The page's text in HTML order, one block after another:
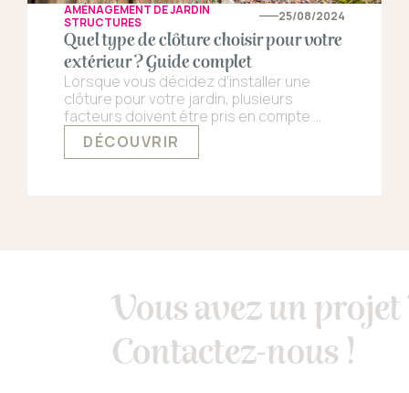
AMÉNAGEMENT DE JARDIN
STRUCTURES
25/08/2024
Quel type de clôture choisir pour votre
extérieur ? Guide complet
Lorsque vous décidez d’installer une
clôture pour votre jardin, plusieurs
facteurs doivent être pris en compte.
Esthétique, sécurité, budget et entretien
sont autant de critères à considérer.
DÉCOUVRIR
Vous avez un projet
Contactez-nous !